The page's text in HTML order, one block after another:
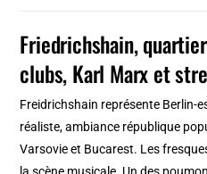
Florianska
à
médiévales
Friedrichshain,
clubs, Karl Marx et
Freidrichshain représente Berlin-
réaliste, ambiance république
Varsovie et Bucarest. Les
la scène musicale. Un des